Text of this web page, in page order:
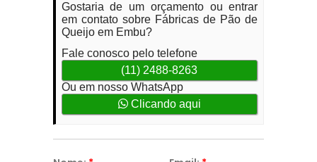
Gostaria de um orçamento ou entrar
em contato sobre Fábricas de Pão de
Queijo em Embu?
Fale conosco pelo telefone
(11) 2488-8263
Ou em nosso WhatsApp
Clicando aqui